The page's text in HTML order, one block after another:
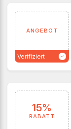
ANGEBOT
Verifiziert
15%
RABATT